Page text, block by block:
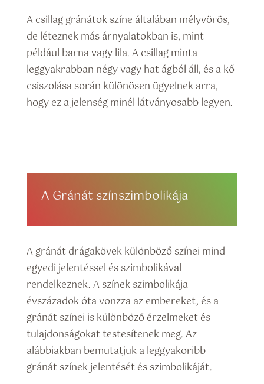
A csillag gránátok színe általában mélyvörös,
de léteznek más árnyalatokban is, mint
például barna vagy lila. A csillag minta
leggyakrabban négy vagy hat ágból áll, és a kő
csiszolása során különösen ügyelnek arra,
hogy ez a jelenség minél látványosabb legyen.
A Gránát színszimbolikája
A gránát drágakövek különböző színei mind
egyedi jelentéssel és szimbolikával
rendelkeznek. A színek szimbolikája
évszázadok óta vonzza az embereket, és a
gránát színei is különböző érzelmeket és
tulajdonságokat testesítenek meg. Az
alábbiakban bemutatjuk a leggyakoribb
gránát színek jelentését és szimbolikáját.